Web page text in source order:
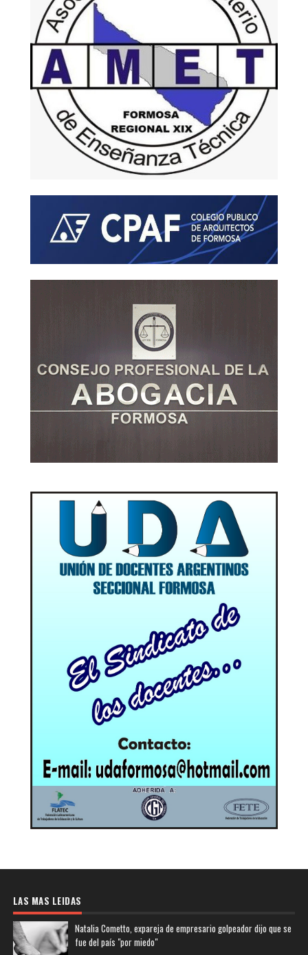
LAS MAS LEIDAS
Natalia Cometto, expareja de empresario golpeador dijo que se
fue del país "por miedo"